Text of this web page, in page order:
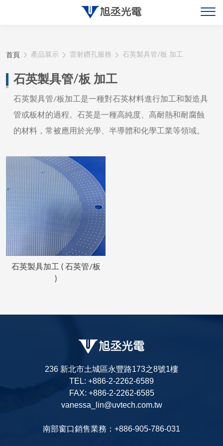
產品展示
聯絡旭丞
首頁 產品展示 雷射鑽孔服務 石英製具管/板 加工
石英製具管/板 加工
石英製具管/板加工是一種對石英材料進行加工和製造具
管或板材的過程。石英是一種高純度、高耐熱和耐腐蝕
的材料，常被應用於光學、半導體和化學工業等領域。
石英製具加工 ( 石英管/板
)
236 新北市土城區永豐路173之8號1樓
TEL: +886-2-2262-6589
FAX: +886-2-2262-6585
vanessa_lin@uvtech.com.tw
南部窗口銷售業務：+886-905-786-031